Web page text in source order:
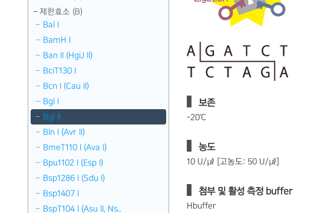
제한효소 (B)
Bal I
BamH I
Ban II （HgiJ II）
BciT130 I
Bcn I （Cau II）
Bgl I
Bgl II
Bln I （Avr II）
BmeT110 I （Ava I）
Bpu1102 I （Esp I）
Bsp1286 I （Sdu I）
Bsp1407 I
BspT104 I （Asu II, Ns..
보존
-20℃
농도
10 U/㎕ [고농도: 50 U/㎕]
첨부 및 활성 측정 buffer
Hbuffer